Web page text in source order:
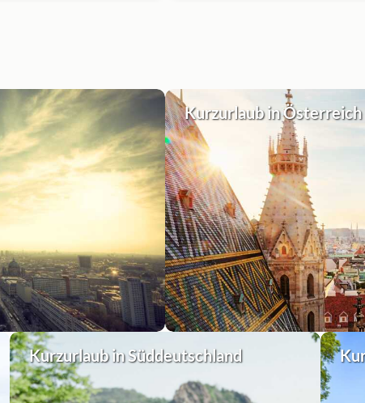
Kurzurlaub in Österreich
Kurzurlaub in Süddeutschland